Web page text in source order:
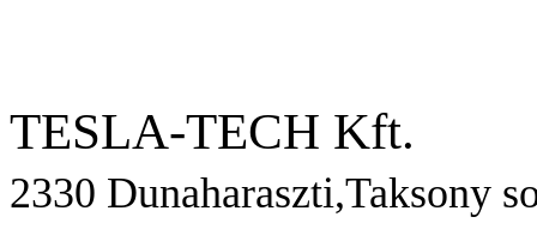
TESLA-TECH Kft.
2330 Dunaharaszti,Taksony